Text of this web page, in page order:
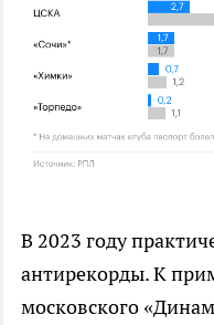
В 2023 году
антирекорды. К
московского